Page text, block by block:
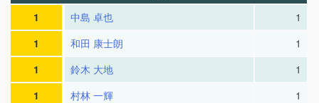
1
中島 卓也
1
1
和田 康士朗
1
1
鈴木 大地
1
1
村林 一輝 1